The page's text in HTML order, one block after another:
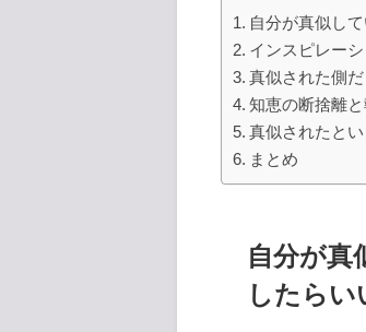
自分が真似し
インスピレー
真似された側
知恵の断捨離
真似されたと
まとめ
自分が真
したらい